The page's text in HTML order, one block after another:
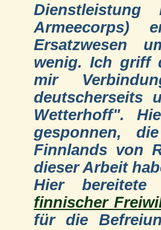
Armeecorps)
Ersatzwesen
wenig. Ich griff
mir
deutscherseits
Wetterhoff".
gesponnen,
Finnlands von
dieser Arbeit
Hier
finnischer
für die